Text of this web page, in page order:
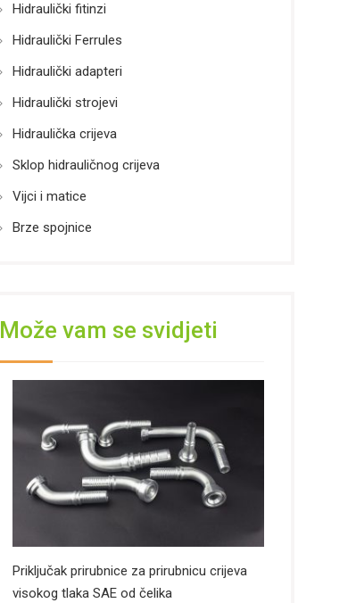
Hidraulički fitinzi
Hidraulički Ferrules
Hidraulički adapteri
Hidraulički strojevi
Hidraulička crijeva
Sklop hidrauličnog crijeva
Vijci i matice
Brze spojnice
Može vam se svidjeti
Priključak prirubnice za prirubnicu crijeva
visokog tlaka SAE od čelika